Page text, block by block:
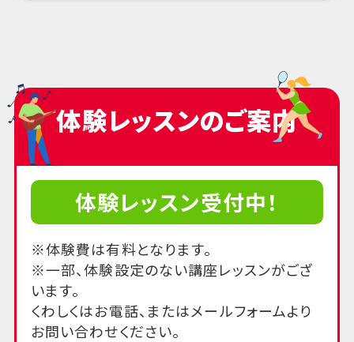
体験レッスンのご案内
体験レッスン受付中！
※体験費は有料となります。
※一部、体験設定のない講座レッスンがござ
います。
くわしくはお電話、またはメールフォームより
お問い合わせください。